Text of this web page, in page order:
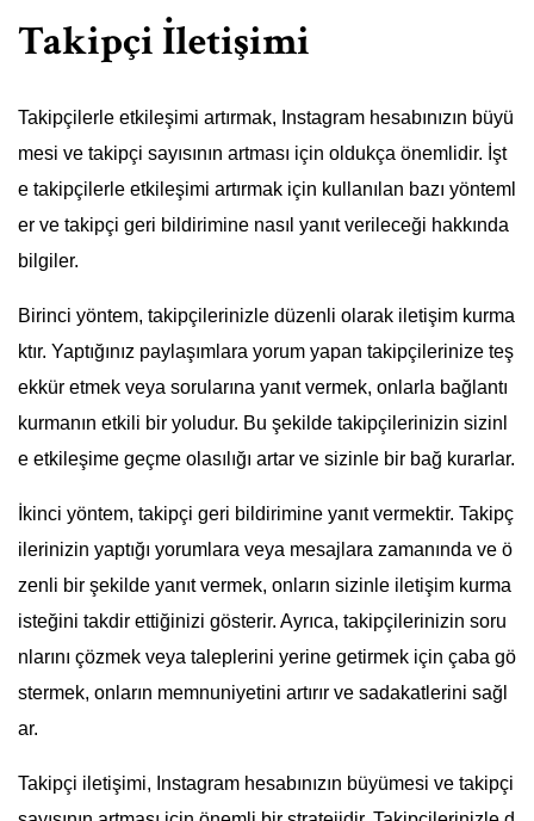
Takipçi İletişimi
Takipçilerle etkileşimi artırmak, Instagram hesabınızın büyü
mesi ve takipçi sayısının artması için oldukça önemlidir. İşt
e takipçilerle etkileşimi artırmak için kullanılan bazı yönteml
er ve takipçi geri bildirimine nasıl yanıt verileceği hakkında
bilgiler.
Birinci yöntem, takipçilerinizle düzenli olarak iletişim kurma
ktır. Yaptığınız paylaşımlara yorum yapan takipçilerinize teş
ekkür etmek veya sorularına yanıt vermek, onlarla bağlantı
kurmanın etkili bir yoludur. Bu şekilde takipçilerinizin sizinl
e etkileşime geçme olasılığı artar ve sizinle bir bağ kurarlar.
İkinci yöntem, takipçi geri bildirimine yanıt vermektir. Takipç
ilerinizin yaptığı yorumlara veya mesajlara zamanında ve ö
zenli bir şekilde yanıt vermek, onların sizinle iletişim kurma
isteğini takdir ettiğinizi gösterir. Ayrıca, takipçilerinizin soru
nlarını çözmek veya taleplerini yerine getirmek için çaba gö
stermek, onların memnuniyetini artırır ve sadakatlerini sağl
ar.
Takipçi iletişimi, Instagram hesabınızın büyümesi ve takipçi